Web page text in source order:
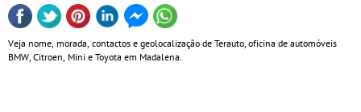
Veja nome, morada, contactos e geolocalização de Terauto, oficina de automóveis
BMW, Citroen, Mini e Toyota em Madalena.